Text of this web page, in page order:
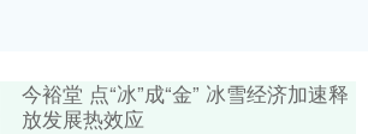
今裕堂 点“冰”成“金” 冰雪经济加速释
放发展热效应